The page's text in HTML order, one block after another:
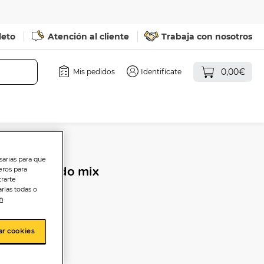
Atención al cliente Trabaja con nosotros
Mis pedidos Identifícate 0,00€
uds surtido mix
para que
para
todas o
cookies